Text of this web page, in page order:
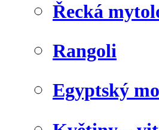
Řecká
Rangoli
Egyptský